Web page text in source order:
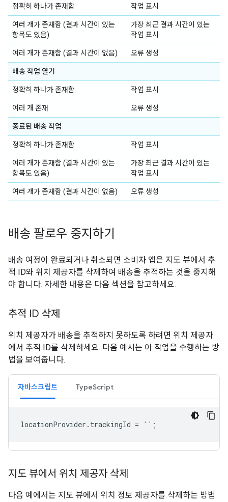
정확히 하나가 존재함 작업 표시
여러 개가 존재함 (결과 시간이 있는
항목도 있음)
가장 최근 결과 시간이 있는
작업 표시
여러 개가 존재함 (결과 시간이 없음) 오류 생성
배송 작업 열기
정확히 하나가 존재함 작업 표시
여러 개 존재 오류 생성
종료된 배송 작업
정확히 하나가 존재함 작업 표시
여러 개가 존재함 (결과 시간이 있는
항목도 있음)
가장 최근 결과 시간이 있는
작업 표시
여러 개가 존재함 (결과 시간이 없음) 오류 생성
배송 팔로우 중지하기
배송 여정이 완료되거나 취소되면 소비자 앱은 지도 뷰에서 추
적 ID와 위치 제공자를 삭제하여 배송을 추적하는 것을 중지해
야 합니다. 자세한 내용은 다음 섹션을 참고하세요.
추적 ID 삭제
위치 제공자가 배송을 추적하지 못하도록 하려면 위치 제공자
에서 추적 ID를 삭제하세요. 다음 예시는 이 작업을 수행하는 방
법을 보여줍니다.
자바스크립트 TypeScript
locationProvider . trackingId = '' ;
지도 뷰에서 위치 제공자 삭제
다음 예에서는 지도 뷰에서 위치 정보 제공자를 삭제하는 방법